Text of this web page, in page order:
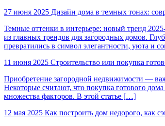
27 июня 2025 Дизайн дома в темных тонах:
Темные оттенки в интерьере: новый тренд
из главных трендов для загородных домов.
превратились в символ элегантности, уюта и
11 июня 2025 Строительство или покупка
Приобретение загородной недвижимости —
Некоторые считают, что покупка готового
множества факторов. В этой статье […]
12 мая 2025 Как построить дом недорого, как